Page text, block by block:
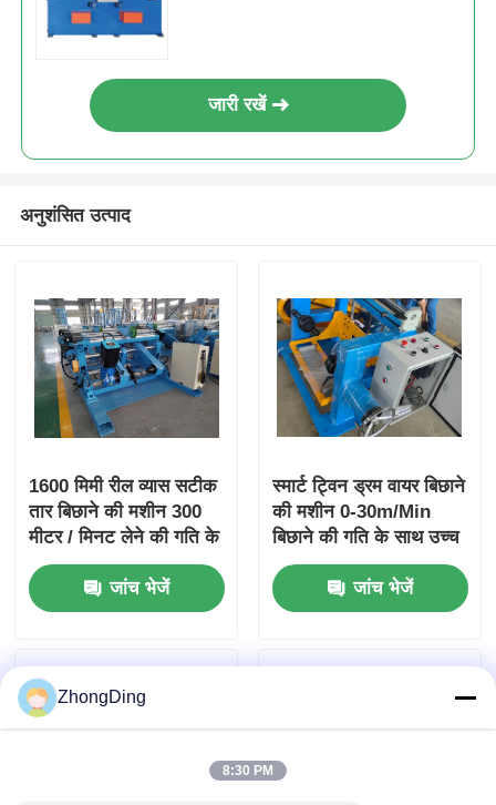
जारी रखें
अनुशंसित उत्पाद
1600 मिमी रील व्यास सटीक
तार बिछाने की मशीन 300
मीटर / मिनट लेने की गति के
साथ
जांच भेजें
स्मार्ट ट्विन ड्रम वायर बिछाने
की मशीन 0-30m/Min
बिछाने की गति के साथ उच्च
ग्रेड स्टील फ्रेम
जांच भेजें
ZhongDing
8:30 PM